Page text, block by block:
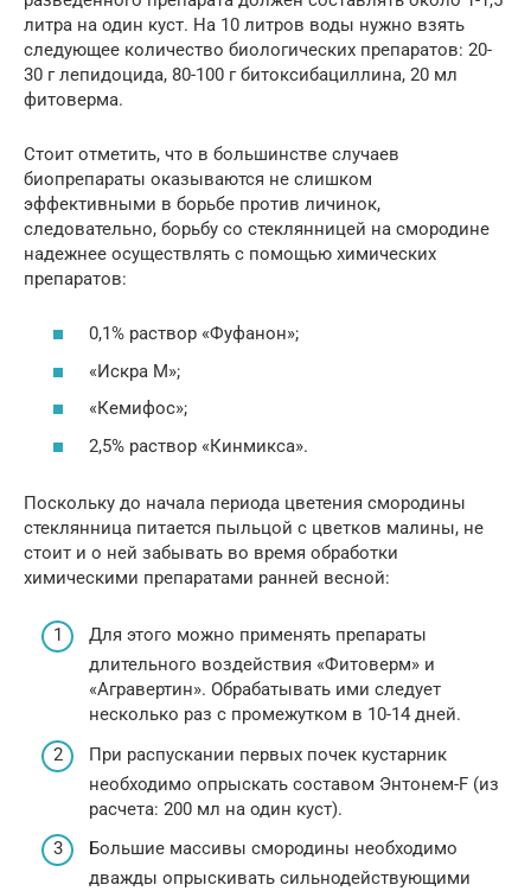
литра на один куст. На 10 литров воды нужно взять
следующее количество биологических препаратов: 20-
30 г лепидоцида, 80-100 г битоксибациллина, 20 мл
фитоверма.
Стоит отметить, что в большинстве случаев
биопрепараты оказываются не слишком
эффективными в борьбе против личинок,
следовательно, борьбу со стеклянницей на смородине
надежнее осуществлять с помощью химических
препаратов:
0,1% раствор «Фуфанон»;
«Искра М»;
«Кемифос»;
2,5% раствор «Кинмикса».
Поскольку до начала периода цветения смородины
стеклянница питается пыльцой с цветков малины, не
стоит и о ней забывать во время обработки
химическими препаратами ранней весной:
Для этого можно применять препараты
длительного воздействия «Фитоверм» и
«Агравертин». Обрабатывать ими следует
несколько раз с промежутком в 10-14 дней.
При распускании первых почек кустарник
необходимо опрыскать составом Энтонем-F (из
расчета: 200 мл на один куст).
Большие массивы смородины необходимо
дважды опрыскивать сильнодействующими